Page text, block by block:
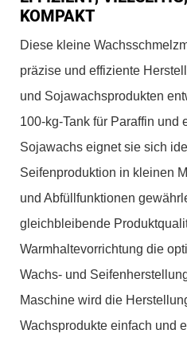
KOMPAKT
Diese kleine
präzise und effiziente
und Sojawachsprodukten
100-kg-Tank für Paraffin und
Sojawachs eignet sie sich
Seifenproduktion in kleinen
und Abfüllfunktionen
gleichbleibende
Warmhaltevorrichtung die
Wachs- und
Maschine wird die
Wachsprodukte einfach und